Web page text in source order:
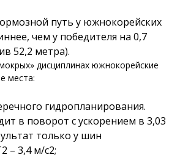
путь у южнокорейских
чем у победителя на 0,7
52,2 метра).
дисциплинах южнокорейские
места:
гидропланирования.
в поворот с ускорением в 3,03
только у шин
– 3,4 м/с2;